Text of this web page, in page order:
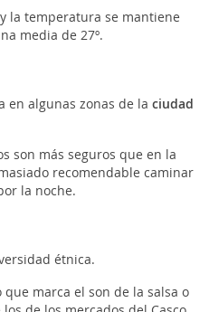
la temperatura se mantiene
media de 27º.
en algunas zonas de la ciudad
son más seguros que en la
recomendable caminar
la noche.
étnica.
marca el son de la salsa o